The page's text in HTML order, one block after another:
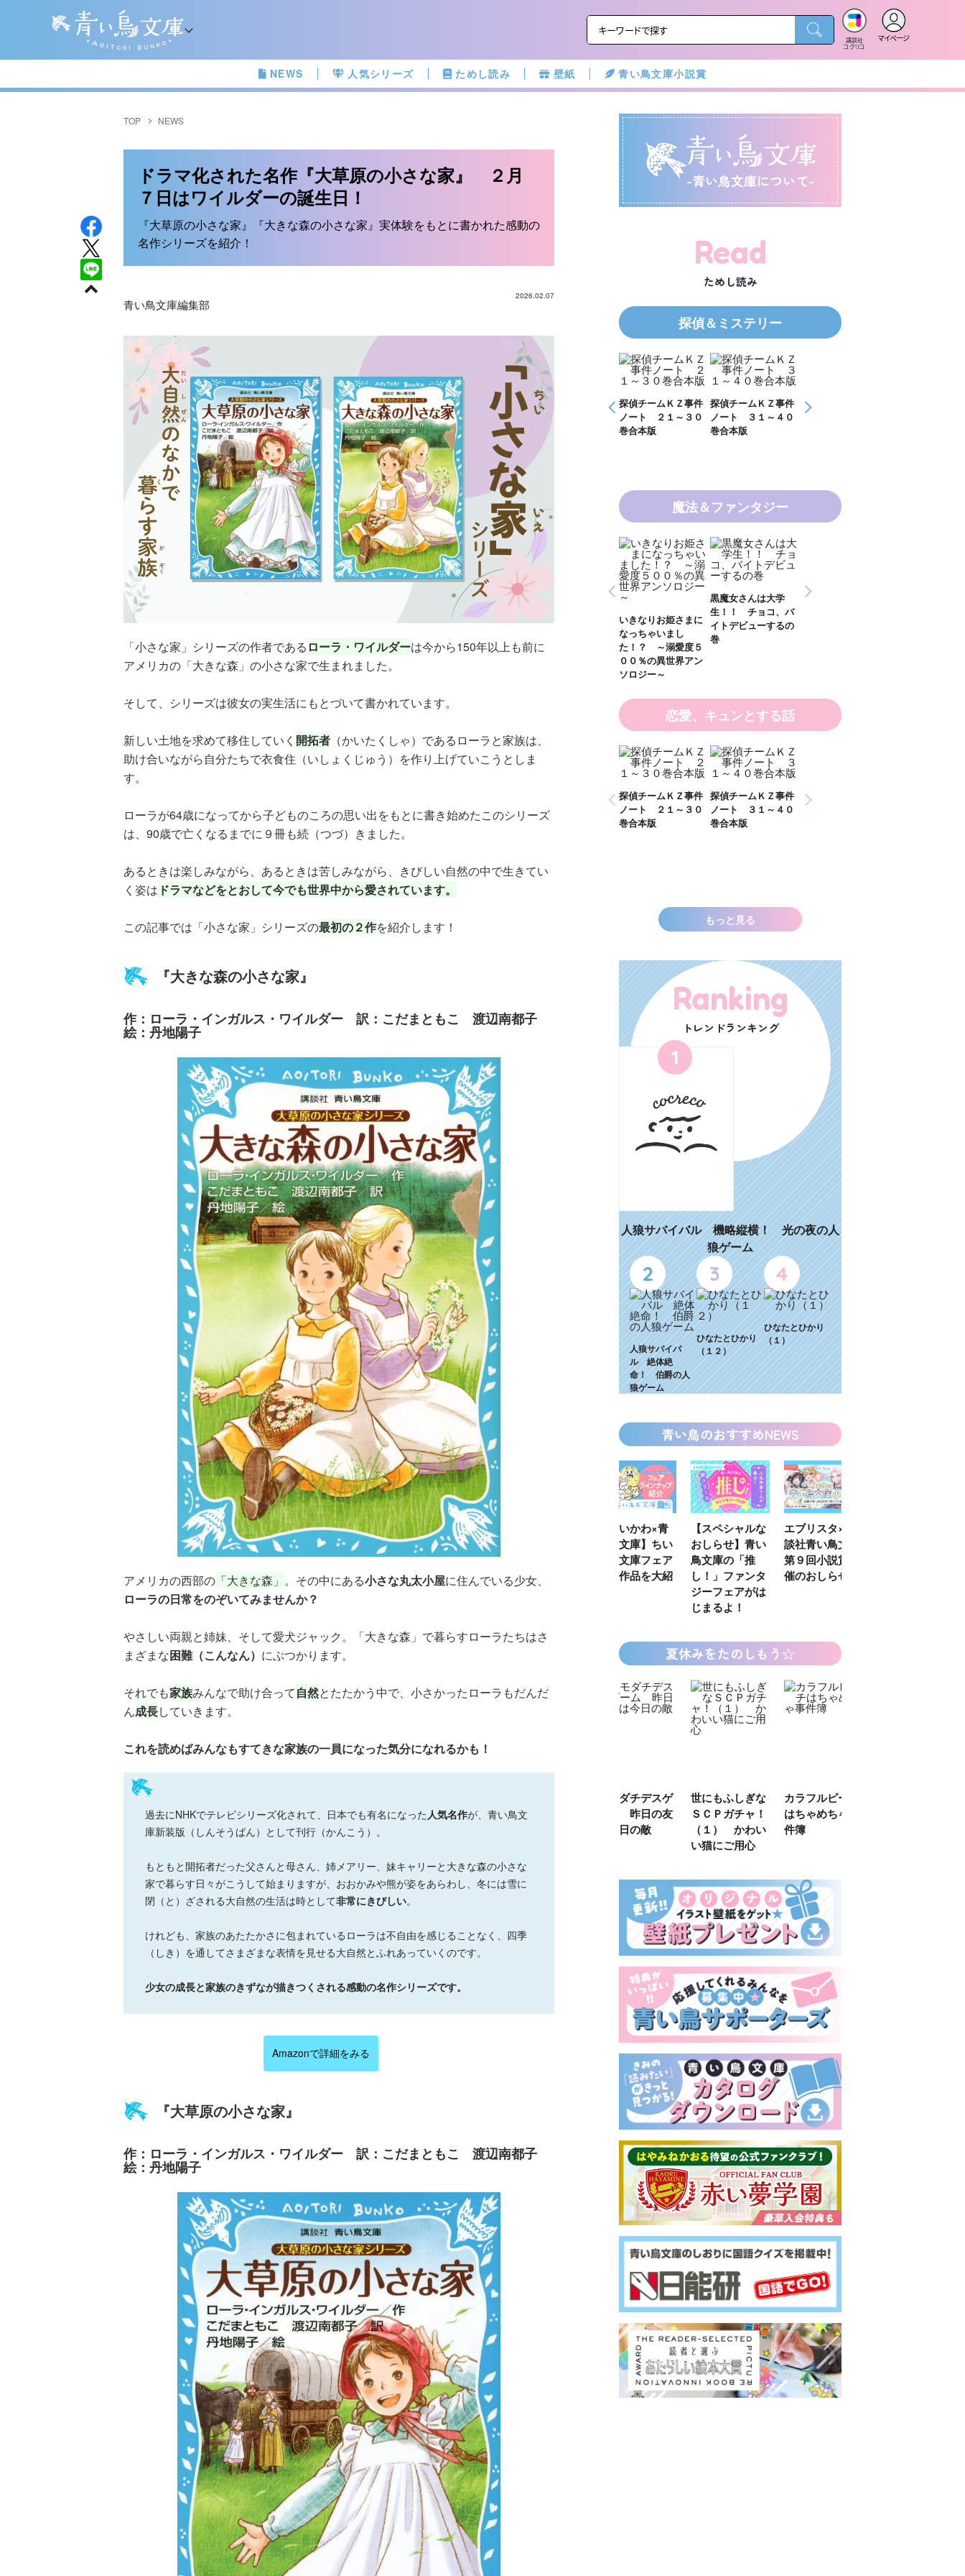
講談社
コクリコ
マイページ
NEWS 人気シリーズ ためし読み 壁紙 青い鳥文庫小説賞
TOP NEWS
ドラマ化された名作『大草原の小さな家』 ２月
７日はワイルダーの誕生日！
『大草原の小さな家』『大きな森の小さな家』実体験をもとに書かれた感動の
名作シリーズを紹介！
2026.02.07
青い鳥文庫編集部
「小さな家」シリーズの作者である ローラ・ワイルダーは今から150年以上も前に
アメリカの「大きな森」の小さな家で生まれました。
そして、シリーズは彼女の実生活にもとづいて書かれています。
新しい土地を求めて移住していく 開拓者 （かいたくしゃ）であるローラと家族は、
助け合いながら自分たちで衣食住（いしょくじゅう）を作り上げていこうとしま
す。
ローラが64歳になってから子どものころの思い出をもとに書き始めたこのシリーズ
は、90歳で亡くなるまでに９冊も続（つづ）きました。
あるときは楽しみながら、あるときは苦しみながら、きびしい自然の中で生きてい
く姿は ドラマなどをとおして今でも世界中から愛されています。
この記事では「小さな家」シリーズの最初の２作を紹介します！
『大きな森の小さな家』
作：ローラ・インガルス・ワイルダー 訳：こだまともこ 渡辺南都子
絵：丹地陽子
アメリカの西部の 「大きな森」 。その中にある小さな丸太小屋に住んでいる少女、
ローラの日常をのぞいてみませんか？
やさしい両親と姉妹、そして愛犬ジャック。「大きな森」で暮らすローラたちはさ
まざまな困難（こんなん） にぶつかります。
それでも家族みんなで助け合って自然とたたかう中で、小さかったローラもだんだ
ん成長していきます。
これを読めばみんなもすてきな家族の一員になった気分になれるかも！
過去にNHKでテレビシリーズ化されて、日本でも有名になった 人気名作が、青い鳥文
庫新装版（しんそうばん）として刊行（かんこう）。
もともと開拓者だった父さんと母さん、姉メアリー、妹キャリーと大きな森の小さな
家で暮らす日々がこうして始まりますが、おおかみや熊が姿をあらわし、冬には雪に
閉（と）ざされる大自然の生活は時として非常にきびしい。
けれども、家族のあたたかさに包まれているローラは不自由を感じることなく、四季
（しき）を通してさまざまな表情を見せる大自然とふれあっていくのです。
少女の成長と家族のきずなが描きつくされる感動の名作シリーズです。
Amazonで詳細をみる
『大草原の小さな家』
作：ローラ・インガルス・ワイルダー 訳：こだまともこ 渡辺南都子
絵：丹地陽子
-青い鳥文庫について-
Read
ためし読み
探偵＆ミステリー
探偵チームＫＺ事件
ノート つぶやく死
霊は知っている
怪盗クイーンはサー
カスがお好き ゲー
ムブック
探偵チームＫＺ事件
ノート １～１０巻
合本版
探偵チームＫＺ事件
ノート ２１～３０
巻合本版
探偵チームＫＺ事件
ノート ３１～４０
巻合本版
探偵チームＫＺ事件
ノート １１～２０
巻合本版
ＫＺ’ Ｕｐｐｅｒ
Ｆｉｌｅ 数学者
魔法＆ファンタジー
る！！（１８）
黒魔女さんと恋の魔
法 ６年１組 黒魔
女さんが通る！！
（１７）
青い鳥文庫版 獣の
奏者１～８ 全８巻
合本版
いきなりお姫さまに
た！？ ～溺愛度５
黒魔女さんは大学
イトデビューするの
巻
１～１１ 全１１巻
合本版
妖界ナビ・ルナ１～
恋愛、キュンとする話
ひなたとひかり
かわいく（なく）て
ノート １～１０巻
合本版
探偵チームＫＺ事件
ノート ２１～３０
巻合本版
探偵チームＫＺ事件
ノート ３１～４０
巻合本版
探偵チームＫＺ事件
ノート １１～２０
巻合本版
もっと見る
Ranking
トレンドランキング
1
人狼サバイバル 機略縦横！ 光の夜の人
狼ゲーム
2
人狼サバイバ
ル 絶体絶
命！ 伯爵の人
狼ゲーム
3
ひなたとひかり
（１２）
4
ひなたとひかり
（１）
青い鳥のおすすめNEWS
エブリスタ×講
談社青い鳥文庫
第９回小説賞開
催のおしらせ
【速報】『黒魔
女さんが通
る‼』ついにコ
ミカライズ！
KZ高校生編、つ
いに始動！ 限
定特典＆ヒミツ
の参加企画も!?
ゴールデンウィ
ークにいっき読
み！ 青い鳥文
庫の名作「電子
合本版」おすす
【ちいかわ×青
い鳥文庫】ちい
あお文庫フェア
対象作品を大紹
【スペシャルな
おしらせ】青い
鳥文庫の「推
し！」ファンタ
ジーフェアがは
じまるよ！
エブリスタ×講
談社青い鳥文庫
第９回小説賞開
催のおしらせ
夏休みをたのしもう☆
トモダチデスゲ
ーム 昨日の友
は今日の敵
ＳＣＰガチャ！
（１） かわい
はちゃめちゃ事
件簿
部！
めんです！
トモダチデスゲ
ーム 昨日の友
は今日の敵
世にもふしぎな
ＳＣＰガチャ！
（１） かわい
い猫にご用心
カラフルピーチ
はちゃめちゃ事
件簿